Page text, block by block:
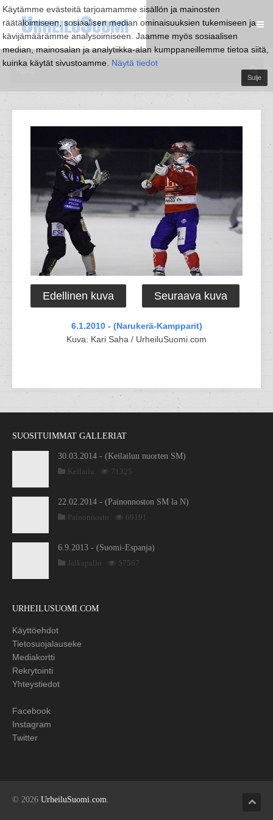
Käytämme evästeitä tarjoamamme sisällön ja mainosten
räätälöimiseen, sosiaalisen median ominaisuuksien tukemiseen ja
kävijämäärämme analysoimiseen. Jaamme myös sosiaalisen
median, mainosalan ja analytiikka-alan kumppaneillemme tietoa siitä,
kuinka käytät sivustoamme. Näytä tiedot
Sulje
Edellinen kuva Seuraava kuva
6.1.2010 - (Narukerä-Kampparit)
Kuva: Kari Saha / UrheiluSuomi.com
SUOSITUIMMAT GALLERIAT
30.03.2014 - (Keilailun nuorten SM)
Keilailu
71325
22.02.2014 - (Painonnoston SM la N)
Painonnosto
69191
6.9.2013 - (Suomi-Espanja)
Jalkapallo
57567
URHEILUSUOMI.COM
Käyttöehdot
Tietosuojalauseke
Mediakortti
Rekrytointi
Yhteystiedot
Facebook
Instagram
Twitter
© 2026 UrheiluSuomi.com.